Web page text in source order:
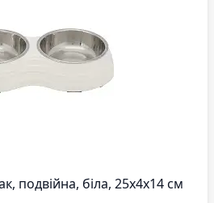
подвійна, біла, 25х4х14 см